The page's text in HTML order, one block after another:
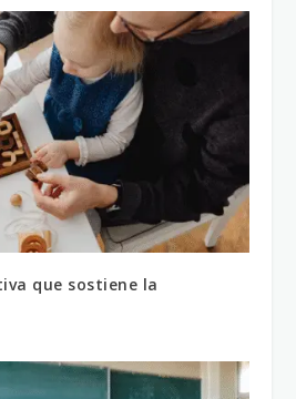
que sostiene la